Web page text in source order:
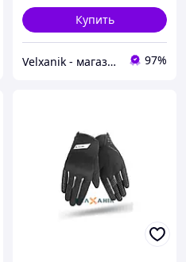
Купить
Velxanik - магазин мототехники, велотоваров, с/х техники, аксессуаров и запчастей 97%